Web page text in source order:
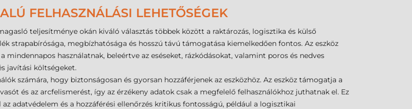
FELHASZNÁLÁSI LEHETŐSÉGEK
teljesítménye okán kiváló választás többek között a raktározás, logisztika és külső
strapabírósága, megbízhatósága és hosszú távú támogatása kiemelkedően fontos. Az eszköz
mindennapos használatnak, beleértve az eséseket, rázkódásokat, valamint poros és nedves
javítási költségeket.
számára, hogy biztonságosan és gyorsan hozzáférjenek az eszközhöz. Az eszköz támogatja a
és az arcfelismerést, így az érzékeny adatok csak a megfelelő felhasználókhoz juthatnak el. Ez
adatvédelem és a hozzáférési ellenőrzés kritikus fontosságú, például a logisztikai